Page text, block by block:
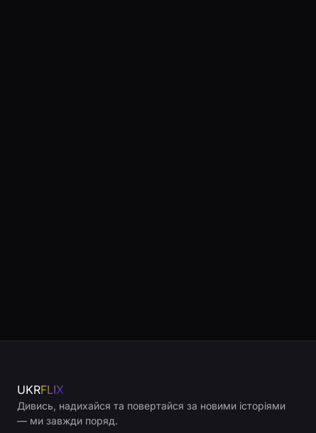
UKRFLIX
Дивись, надихайся та повертайся за новими історіями
— ми завжди поряд.